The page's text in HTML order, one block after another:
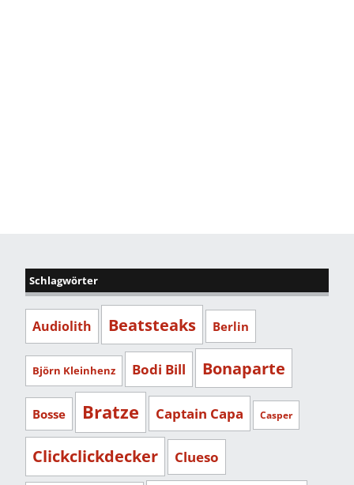
Schlagwörter
Audiolith Beatsteaks Berlin
Björn Kleinhenz Bodi Bill Bonaparte
Bosse Bratze Captain Capa Casper
Clickclickdecker Clueso